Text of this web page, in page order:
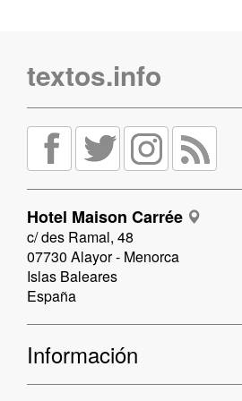
textos.info
Hotel Maison Carrée
c/ des Ramal, 48
07730 Alayor - Menorca
Islas Baleares
España
Información